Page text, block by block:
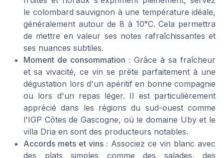
le colombard sauvignon à une température idéale,
généralement autour de 8 à 10°C. Cela permettra
de mettre en valeur ses notes rafraîchissantes et
ses nuances subtiles.
Moment de consommation : Grâce à sa fraîcheur
et sa vivacité, ce vin se prête parfaitement à une
dégustation lors d'un apéritif en bonne compagnie
ou lors d'un repas léger. Il est particulièrement
apprécié dans les régions du sud-ouest comme
l'IGP Côtes de Gascogne, où le domaine Ubyet le
villa Dria en sont des producteurs notables.
Accords mets et vins : Associez ce vin blanc avec
des plats simples comme des salades, des